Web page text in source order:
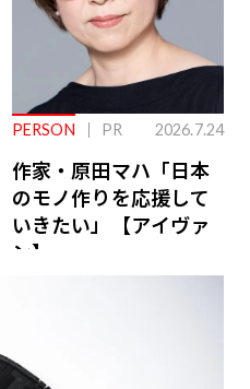
PERSON PR 2026.7.24
作家・原田マハ「日本
のモノ作りを応援して
いきたい」【アイヴァ
ン】